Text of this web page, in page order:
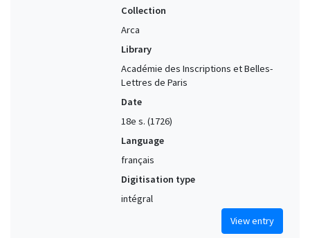
Collection
Arca
Library
Académie des Inscriptions et Belles-
Lettres de Paris
Date
18e s. (1726)
Language
français
Digitisation type
intégral
View entry